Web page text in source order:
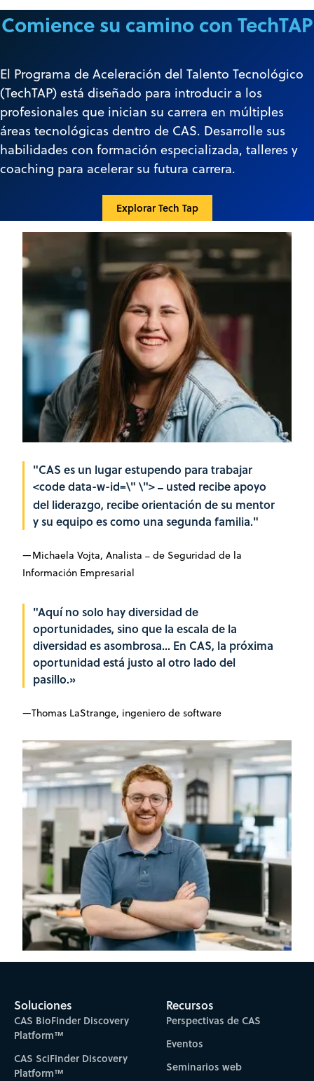
Comience su camino con TechTAP
El Programa de Aceleración del Talento Tecnológico
(TechTAP) está diseñado para introducir a los
profesionales que inician su carrera en múltiples
áreas tecnológicas dentro de CAS. Desarrolle sus
habilidades con formación especializada, talleres y
coaching para acelerar su futura carrera.
Explorar Tech Tap
"CAS es un lugar estupendo para trabajar
<code data-w-id=\" \"> — usted recibe apoyo
del liderazgo, recibe orientación de su mentor
y su equipo es como una segunda familia."
—Michaela Vojta, Analista — de Seguridad de la
Información Empresarial
"Aquí no solo hay diversidad de
oportunidades, sino que la escala de la
diversidad es asombrosa... En CAS, la próxima
oportunidad está justo al otro lado del
pasillo.»
—Thomas LaStrange, ingeniero de software
Soluciones
CAS BioFinder Discovery
Platform™
CAS SciFinder Discovery
Platform™
Recursos
Perspectivas de CAS
Eventos
Seminarios web